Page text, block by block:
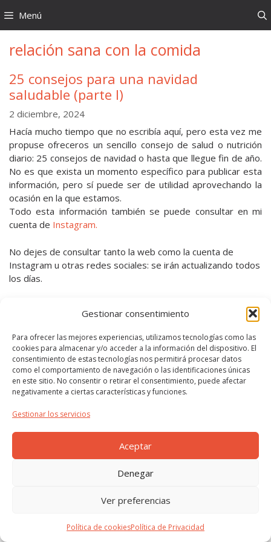
Gestionar consentimiento
Para ofrecer las mejores experiencias, utilizamos tecnologías como las
cookies para almacenar y/o acceder a la información del dispositivo. El
consentimiento de estas tecnologías nos permitirá procesar datos
como el comportamiento de navegación o las identificaciones únicas
en este sitio. No consentir o retirar el consentimiento, puede afectar
negativamente a ciertas características y funciones.
Gestionar los servicios
Aceptar
Denegar
Ver preferencias
Política de cookiesPolítica de Privacidad
al
contenido
Menú
relación sana con la comida
25 consejos para una navidad
saludable (parte I)
2 diciembre, 2024
Hacía mucho tiempo que no escribía aquí, pero esta vez me
propuse ofreceros un sencillo consejo de salud o nutrición
diario: 25 consejos de navidad o hasta que llegue fin de año.
No es que exista un momento específico para publicar esta
información, pero sí puede ser de utilidad aprovechando la
ocasión en la que estamos.
Todo esta información también se puede consultar en mi
cuenta de Instagram.
No dejes de consultar tanto la web como la cuenta de
Instagram u otras redes sociales: se irán actualizando todos
los días.
Leer más..
©2026 Todos los derechos reservados ·Política de
Privacidad·Política de Cookies